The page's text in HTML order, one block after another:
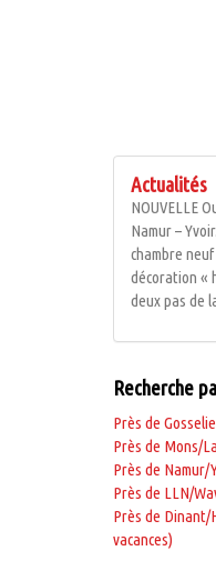
Actualités
NOUVELLE
Namur –
chambre
décoration «
deux pas de
Recherche
Près de
Près de Mons/
Près de Namur/
Près de LLN/
Près de Dinant/
vacances)